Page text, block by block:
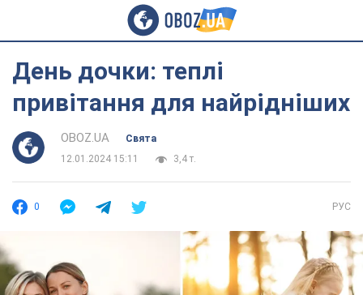
День дочки: теплі
привітання для найрідніших
OBOZ.UA
Свята
12.01.2024 15:11
3,4 т.
0 РУС